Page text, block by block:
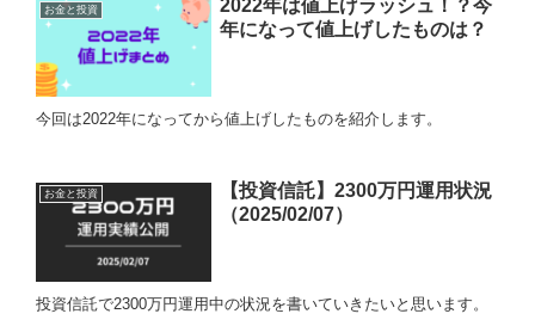
お金と投資
2022年は値上げラッシュ！？今
年になって値上げしたものは？
今回は2022年になってから値上げしたものを紹介します。
お金と投資
【投資信託】2300万円運用状況
（2025/02/07）
投資信託で2300万円運用中の状況を書いていきたいと思います。